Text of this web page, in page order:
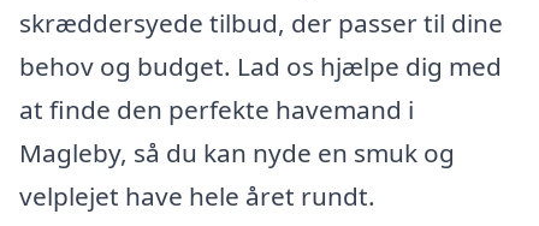
skræddersyede tilbud, der passer til dine
behov og budget. Lad os hjælpe dig med
at finde den perfekte havemand i
Magleby, så du kan nyde en smuk og
velplejet have hele året rundt.